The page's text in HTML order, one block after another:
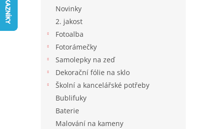
Novinky
2. jakost
Fotoalba
Fotorámečky
Samolepky na zeď
Dekorační fólie na sklo
Školní a kancelářské potřeby
Bublifuky
Baterie
Malování na kameny